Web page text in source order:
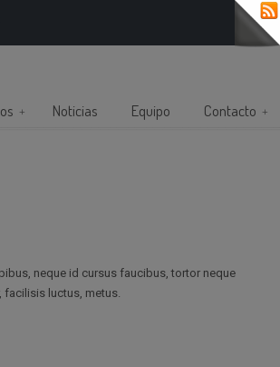
Noticias Equipo Contacto
neque id cursus faucibus, tortor neque
facilisis luctus, metus.